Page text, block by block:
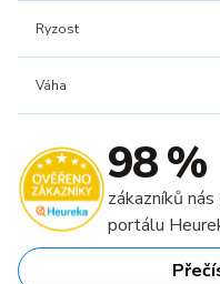
Ryzost
Váha
98 %
zákazníků
portálu